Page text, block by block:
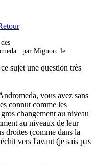
par Miguorc le
sujet une question très
vous avez sans
connut comme les
changement au niveau
au niveaux de leur
droites (comme dans la
vers l'avant (je sais pas